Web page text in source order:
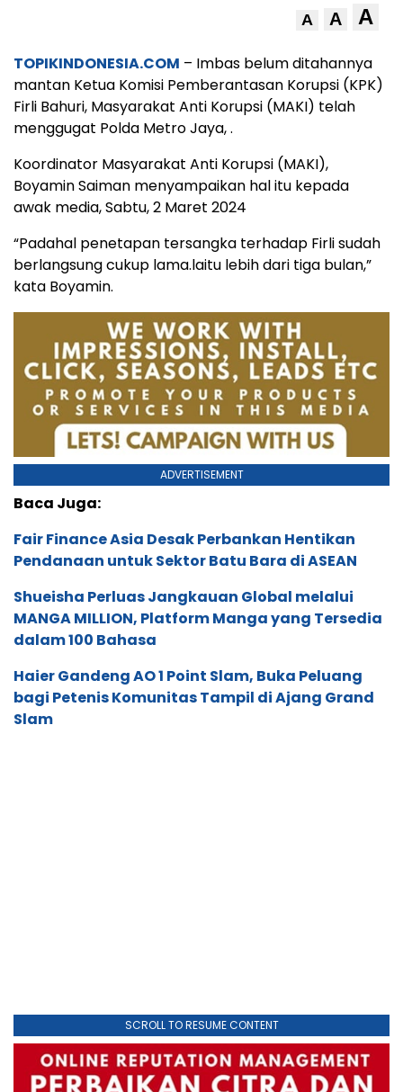
A A A
TOPIKINDONESIA.COM – Imbas belum ditahannya
mantan Ketua Komisi Pemberantasan Korupsi (KPK)
Firli Bahuri, Masyarakat Anti Korupsi (MAKI) telah
menggugat Polda Metro Jaya, .
Koordinator Masyarakat Anti Korupsi (MAKI),
Boyamin Saiman menyampaikan hal itu kepada
awak media, Sabtu, 2 Maret 2024
“Padahal penetapan tersangka terhadap Firli sudah
berlangsung cukup lama.laitu lebih dari tiga bulan,”
kata Boyamin.
ADVERTISEMENT
Baca Juga:
Fair Finance Asia Desak Perbankan Hentikan
Pendanaan untuk Sektor Batu Bara di ASEAN
Shueisha Perluas Jangkauan Global melalui
MANGA MILLION, Platform Manga yang Tersedia
dalam 100 Bahasa
Haier Gandeng AO 1 Point Slam, Buka Peluang
bagi Petenis Komunitas Tampil di Ajang Grand
Slam
SCROLL TO RESUME CONTENT